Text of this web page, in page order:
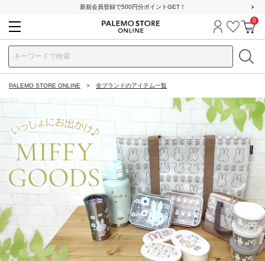
新規会員登録で500円分ポイントGET！
ログイン
お気に
カ
0
PALEMO STORE ONLINE 全ブランドのアイテム一覧